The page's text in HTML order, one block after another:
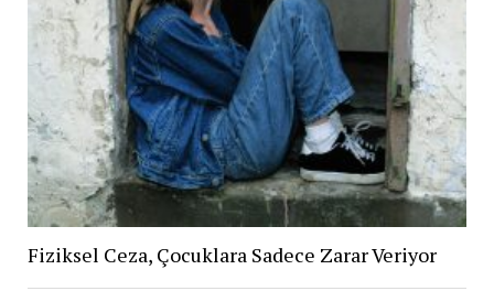
Fiziksel Ceza, Çocuklara Sadece Zarar Veriyor